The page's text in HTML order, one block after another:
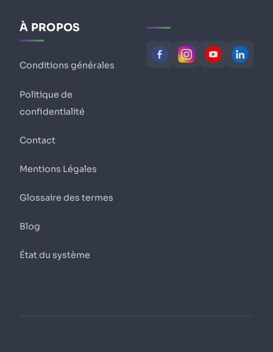
À PROPOS
Conditions générales
Politique de
confidentialité
Contact
Mentions Légales
Glossaire des termes
Blog
État du système